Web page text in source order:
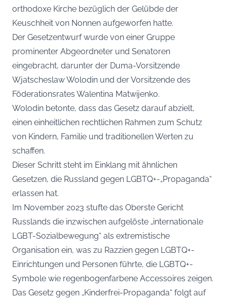
orthodoxe Kirche bezüglich der Gelübde der
Keuschheit von Nonnen aufgeworfen hatte.
Der Gesetzentwurf wurde von einer Gruppe
prominenter Abgeordneter und Senatoren
eingebracht, darunter der Duma-Vorsitzende
Wjatscheslaw Wolodin und der Vorsitzende des
Föderationsrates Walentina Matwijenko.
Wolodin betonte, dass das Gesetz darauf abzielt,
einen einheitlichen rechtlichen Rahmen zum Schutz
von Kindern, Familie und traditionellen Werten zu
schaffen.
Dieser Schritt steht im Einklang mit ähnlichen
Gesetzen, die Russland gegen LGBTQ+-„Propaganda“
erlassen hat.
Im November 2023 stufte das Oberste Gericht
Russlands die inzwischen aufgelöste „internationale
LGBT-Sozialbewegung“ als extremistische
Organisation ein, was zu Razzien gegen LGBTQ+-
Einrichtungen und Personen führte, die LGBTQ+-
Symbole wie regenbogenfarbene Accessoires zeigen.
Das Gesetz gegen „Kinderfrei-Propaganda“ folgt auf